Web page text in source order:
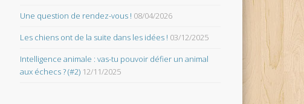
Une question de rendez-vous ! 08/04/2026
Les chiens ont de la suite dans les idées ! 03/12/2025
Intelligence animale : vas-tu pouvoir défier un animal
aux échecs ? (#2) 12/11/2025